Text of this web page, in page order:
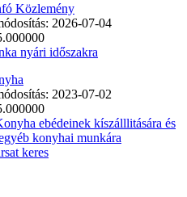
Közlemény
2026-07-04
nyári időszakra
2023-07-02
ebédeinek kíszálllitására és
konyhai munkára
keres